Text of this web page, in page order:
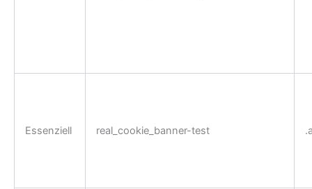
Essenziell real_cookie_banner-test